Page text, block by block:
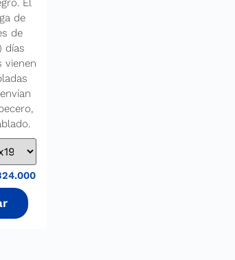
El
de
de
días
vienen